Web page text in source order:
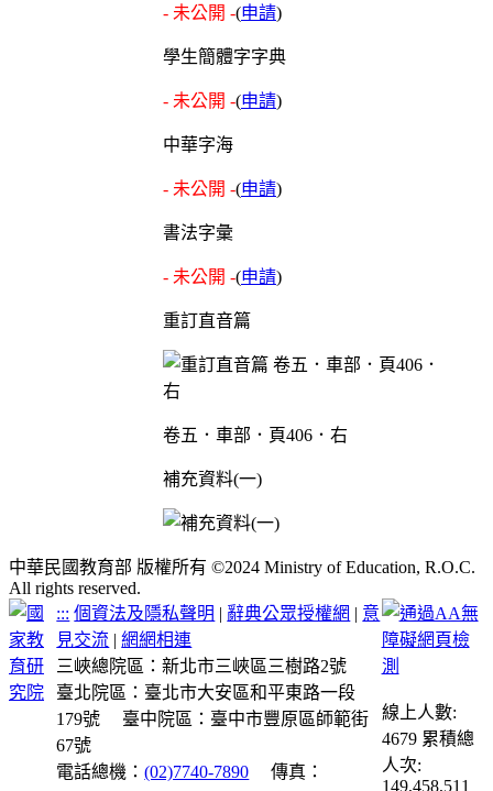
- 未公開 -(申請)
學生簡體字字典
- 未公開 -(申請)
中華字海
- 未公開 -(申請)
書法字彙
- 未公開 -(申請)
重訂直音篇
卷五．車部．頁406．右
補充資料(一)
中華民國教育部 版權所有 ©2024 Ministry of Education, R.O.C.
All rights reserved.
::: 個資法及隱私聲明 | 辭典公眾授權網 | 意
見交流 |網網相連
三峽總院區：新北市三峽區三樹路2號
臺北院區：臺北市大安區和平東路一段
179號
臺中院區：臺中市豐原區師範街
67號
電話總機：(02)7740-7890
傳真：
線上人數:
4679 累積總
人次:
149,458,511